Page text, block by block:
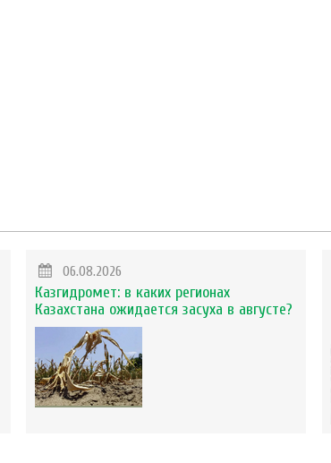
06.08.2026
Казгидромет: в каких регионах
Казахстана ожидается засуха в августе?